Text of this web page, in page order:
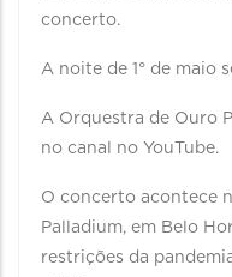
concerto.
A noite de 1° de maio
A Orquestra de Ouro
no canal no YouTube.
O concerto acontece
Palladium, em Belo
restrições da